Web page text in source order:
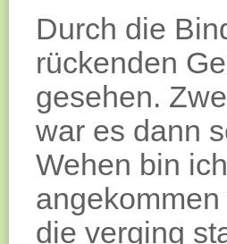
Durch die
rückenden
gesehen.
war es dann
Wehen bin
die verging